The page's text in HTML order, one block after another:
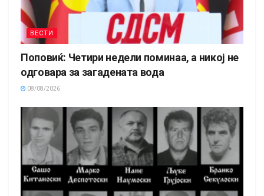
ВЕСТИ
Поповиќ: Четири недели поминаа, а никој не
одговара за загадената вода
08/08/2026